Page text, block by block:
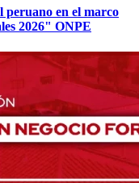
en el marco
2026" ONPE